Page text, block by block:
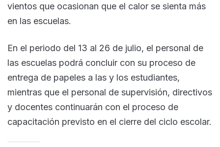
vientos que ocasionan que el calor se sienta más
en las escuelas.
En el periodo del 13 al 26 de julio, el personal de
las escuelas podrá concluir con su proceso de
entrega de papeles a las y los estudiantes,
mientras que el personal de supervisión, directivos
y docentes continuarán con el proceso de
capacitación previsto en el cierre del ciclo escolar.